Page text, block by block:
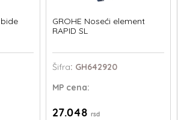
GROHE Noseći element
RAPID SL
Šifra: GH642920
MPcena:
27.048 rsd